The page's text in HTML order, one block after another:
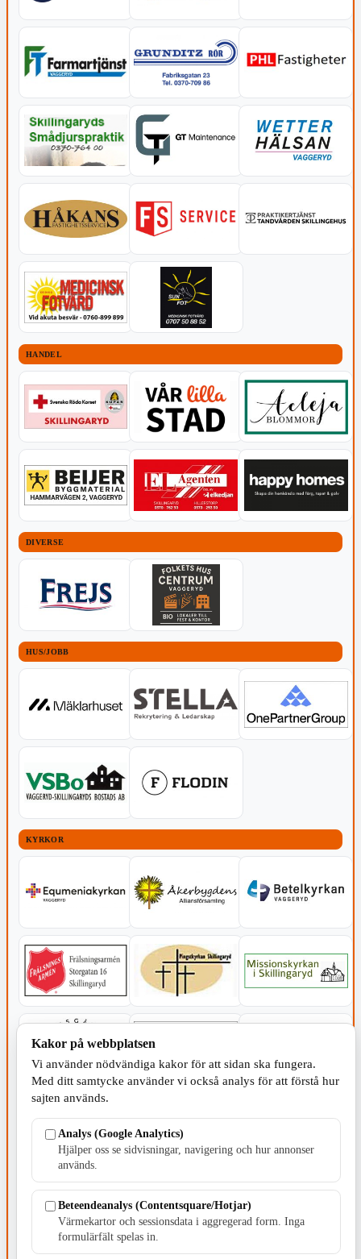
HANDEL
DIVERSE
HUS/JOBB
KYRKOR
SERVICE - MOTOR
Kakor på webbplatsen
Vi använder nödvändiga kakor för att sidan ska fungera.
Med ditt samtycke använder vi också analys för att förstå hur
sajten används.
Analys (Google Analytics)
Hjälper oss se sidvisningar, navigering och hur annonser
används.
Beteendeanalys (Contentsquare/Hotjar)
Värmekartor och sessionsdata i aggregerad form. Inga
formulärfält spelas in.